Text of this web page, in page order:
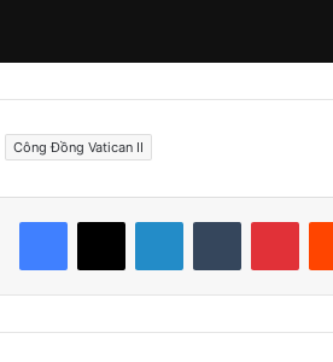
Công Đồng Vatican II